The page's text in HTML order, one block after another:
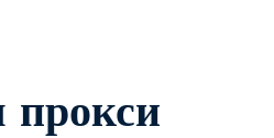
прокси